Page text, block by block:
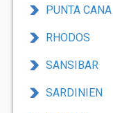
PUNTA CANA
RHODOS
SANSIBAR
SARDINIEN